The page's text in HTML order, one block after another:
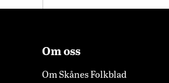
Om oss
Om Skånes Folkblad